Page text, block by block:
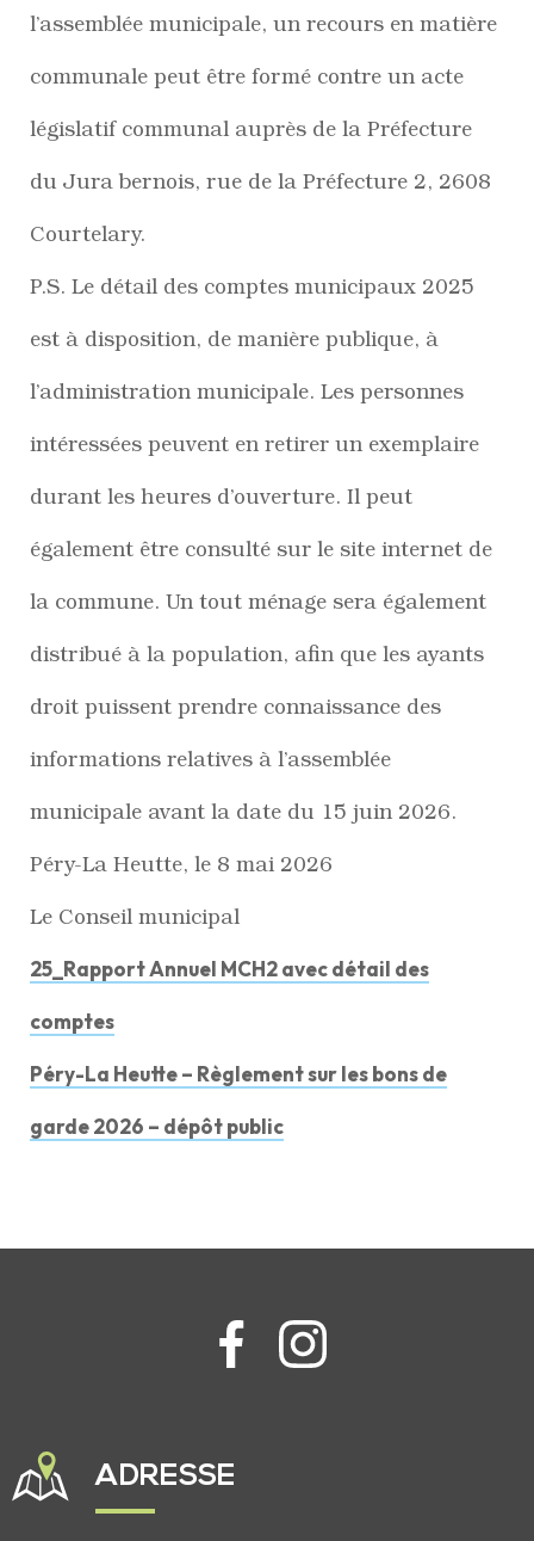
l’assemblée municipale, un recours en matière
communale peut être formé contre un acte
législatif communal auprès de la Préfecture
du Jura bernois, rue de la Préfecture 2, 2608
Courtelary.
P.S. Le détail des comptes municipaux 2025
est à disposition, de manière publique, à
l’administration municipale. Les personnes
intéressées peuvent en retirer un exemplaire
durant les heures d’ouverture. Il peut
également être consulté sur le site internet de
la commune. Un tout ménage sera également
distribué à la population, afin que les ayants
droit puissent prendre connaissance des
informations relatives à l’assemblée
municipale avant la date du 15 juin 2026.
Péry-La Heutte, le 8 mai 2026
Le Conseil municipal
25_Rapport Annuel MCH2 avec détail des
comptes
Péry-La Heutte – Règlement sur les bons de
garde 2026 – dépôt public
ADRESSE